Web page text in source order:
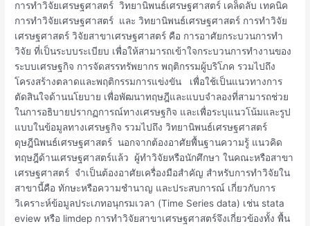
การทำวิจัยเศรษฐศาสตร์ วิทยานิพนธ์เศรษฐศาสตร์ เคล็ดลับ เทคนิค
การทำวิจัยเศรษฐศาสตร์ และ วิทยานิพนธ์เศรษฐศาสตร์ การทำวิจัย
เศรษฐศาสตร์ วิจัยสาขาเศรษฐศาสตร์ คือ การอาศัยกระบวนการทำ
วิจัย ที่เป็นระบบระเบียบ เพื่อให้สามารถเข้าใจกระบวนการทำงานของ
ระบบเศรษฐกิจ การจัดสรรทรัพยากร พฤติกรรมผู้บริโภค รวมไปถึง
โครงสร้างตลาดและพฤติกรรมการแข่งขัน เพื่อใช้เป็นแนวทางการ
ตัดสินใจด้านนโยบาย เพื่อพัฒนาทฤษฎีและแบบจำลองที่สามารถช่วย
ในการอธิบายปรากฏการณ์ทางเศรษฐกิจ และเพื่อระบุแนวโน้มและรูป
แบบในข้อมูลทางเศรษฐกิจ รวมไปถึง วิทยานิพนธ์เศรษฐศาสตร์
ดุษฎีนิพนธ์เศรษฐศาสตร์ นอกจากต้องอาศัยพื้นฐานความรู้ แนวคิด
ทฤษฎีด้านเศรษฐศาสตร์แล้ว ผู้ทำวิจัยหรือนักศึกษา ในคณะหรือสาขา
เศรษฐศาสตร์ จำเป็นต้องอาศัยเครื่องมือสำคัญ สำหรับการทำวิจัยใน
สาขานี้คือ ทักษะหรือความชำนาญ และประสบการณ์ เกี่ยวกับการ
วิเคราะห์ข้อมูลประเภทอนุกรมเวลา (Time Series data) เช่น stata
eview หรือ limdep การทำวิจัยสาขาเศรษฐศาสตร์จึงเกี่ยวข้องทั้ง พื้น